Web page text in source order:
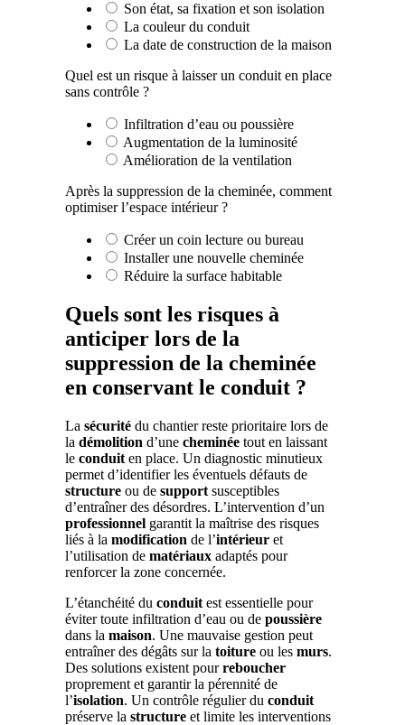
Son état, sa fixation et son isolation
La couleur du conduit
La date de construction de la maison
Quel est un risque à laisser un conduit en place
sans contrôle ?
Infiltration d’eau ou poussière
Augmentation de la luminosité
Amélioration de la ventilation
Après la suppression de la cheminée, comment
optimiser l’espace intérieur ?
Créer un coin lecture ou bureau
Installer une nouvelle cheminée
Réduire la surface habitable
Quels sont les risques à
anticiper lors de la
suppression de la cheminée
en conservant le conduit ?
La sécurité du chantier reste prioritaire lors de
la démolition d’une cheminée tout en laissant
le conduit en place. Un diagnostic minutieux
permet d’identifier les éventuels défauts de
structure ou de support susceptibles
d’entraîner des désordres. L’intervention d’un
professionnel garantit la maîtrise des risques
liés à la modification de l’intérieur et
l’utilisation de matériaux adaptés pour
renforcer la zone concernée.
L’étanchéité du conduit est essentielle pour
éviter toute infiltration d’eau ou de poussière
dans la maison. Une mauvaise gestion peut
entraîner des dégâts sur la toiture ou les murs.
Des solutions existent pourreboucher
proprement et garantir la pérennité de
l’isolation. Un contrôle régulier du conduit
préserve la structure et limite les interventions